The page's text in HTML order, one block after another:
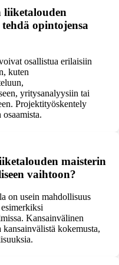
opintojensa
osallistua erilaisiin
kuten
yritysanalyysiin tai
Projektityöskentely
maisterin
vaihtoon?
on usein mahdollisuus
Kansainvälinen
kokemusta,